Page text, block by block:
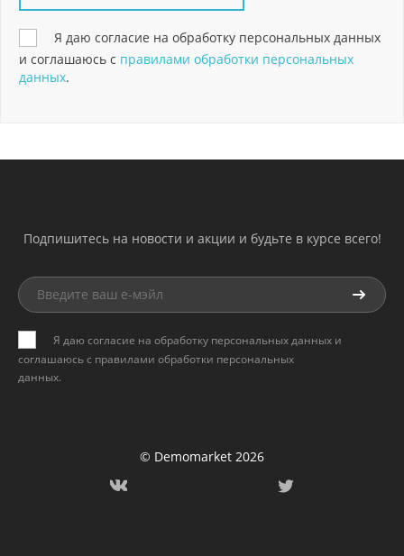
Я даю согласие на обработку персональных данных
и соглашаюсь с правилами обработки персональных
данных.
Подпишитесь на новости и акции и будьте в курсе всего!
Я даю согласие на обработку персональных данных и
соглашаюсь с правилами обработки персональных
данных.
© Demomarket 2026